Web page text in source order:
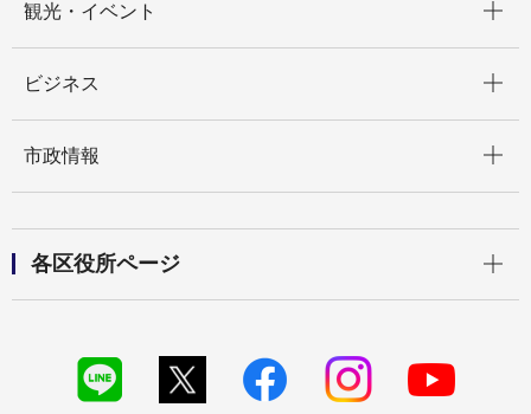
観光・イベント
ビジネス
市政情報
各区役所ページ